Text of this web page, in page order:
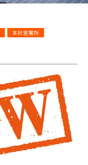
本社営業所